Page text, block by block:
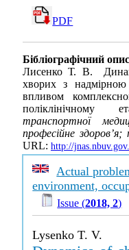
PDF
Бібліографічний
Лисенко Т. В.
хворих з
впливом
поліклінічному
транспортної
професійне здоров’я;
URL: http://
Actual
environment,
Issue (2018, 2)
Lysenko T. V.